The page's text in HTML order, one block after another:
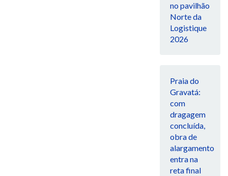
no pavilhão
Norte da
Logistique
2026
Praia do
Gravatá:
com
dragagem
concluída,
obra de
alargamento
entra na
reta final